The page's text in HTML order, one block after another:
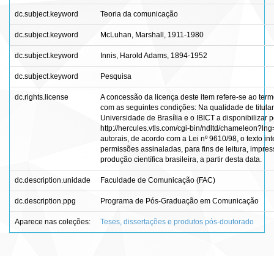
dc.subject.keyword Teoria da comunicação
dc.subject.keyword McLuhan, Marshall, 1911-1980
dc.subject.keyword Innis, Harold Adams, 1894-1952
dc.subject.keyword Pesquisa
dc.rights.license
A concessão da licença deste item refere-se ao
com as seguintes condições: Na qualidade de
Universidade de Brasília e o IBICT a disponibilizar
http://hercules.vtls.com/cgi-bin/ndltd/
autorais, de acordo com a Lei nº 9610/98, o texto
permissões assinaladas, para fins de leitura,
produção científica brasileira, a partir desta data.
dc.description.unidade Faculdade de Comunicação (FAC)
dc.description.ppg Programa de Pós-Graduação em Comunicação
Aparece nas coleções: Teses, dissertações e produtos pós-doutorado